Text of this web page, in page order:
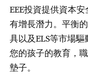
EEE投資提供資本
有增長​​潛力。平衡
具以及ELS等市場
您的孩子的教育，
墊子。